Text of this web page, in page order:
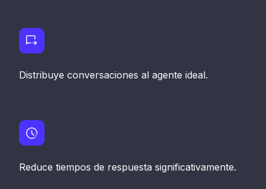
Distribuye conversaciones al agente ideal.
Reduce tiempos de respuesta significativamente.